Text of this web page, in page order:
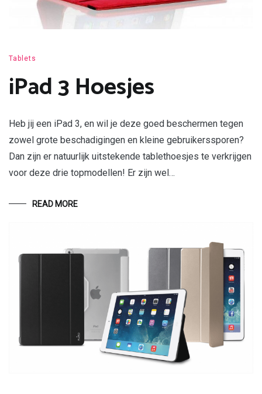
Tablets
iPad 3 Hoesjes
Heb jij een iPad 3, en wil je deze goed beschermen tegen
zowel grote beschadigingen en kleine gebruikerssporen?
Dan zijn er natuurlijk uitstekende tablethoesjes te verkrijgen
voor deze drie topmodellen! Er zijn wel…
READ MORE